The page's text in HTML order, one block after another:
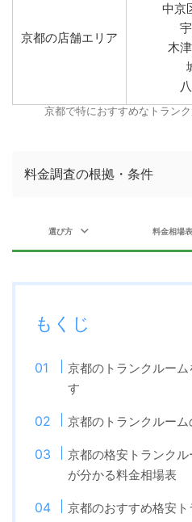
京都の店舗エリア
中京
木
京都で特におすすめなトラン
料金調査の根拠・条件
選び方 料金相場表
もくじ
京都のトランクルー
す
京都のトランクルーム
京都の格安トランクル
が分かる料金相場表
京都のおすすめ格安